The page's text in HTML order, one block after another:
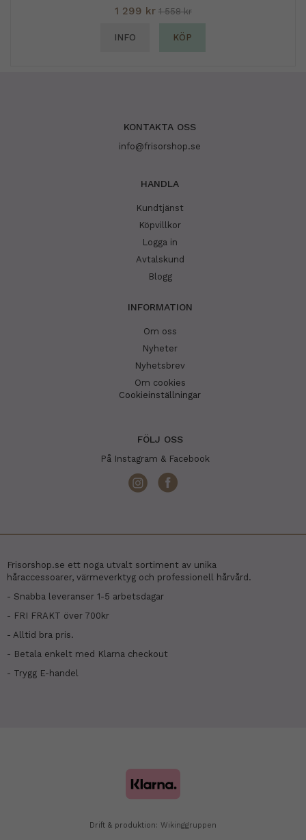
1 299 kr 1 558 kr
INFO KÖP
KONTAKTA OSS
info@frisorshop.se
HANDLA
Kundtjänst
Köpvillkor
Logga in
Avtalskund
Blogg
INFORMATION
Om oss
Nyheter
Nyhetsbrev
Om cookies
Cookieinställningar
FÖLJ OSS
På Instagram & Facebook
Frisorshop.se ett noga utvalt sortiment av unika
håraccessoarer, värmeverktyg och professionell hårvård.
- Snabba leveranser 1-5 arbetsdagar
- FRI FRAKT över 700kr
- Alltid bra pris.
- Betala enkelt med Klarna checkout
- Trygg E-handel
Drift & produktion: Wikinggruppen